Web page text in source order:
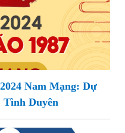
Nam Mạng: Dự
Tình Duyên